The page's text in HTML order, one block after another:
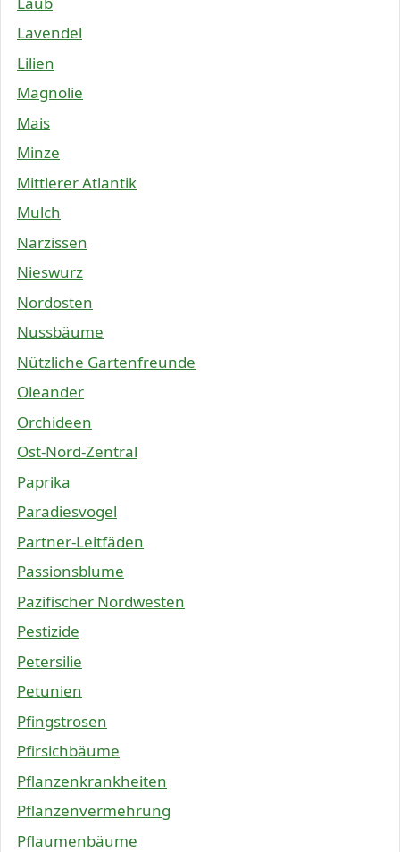
Lavendel
Lilien
Magnolie
Mais
Minze
Mittlerer Atlantik
Mulch
Narzissen
Nieswurz
Nordosten
Nussbäume
Nützliche Gartenfreunde
Oleander
Orchideen
Ost-Nord-Zentral
Paprika
Paradiesvogel
Partner-Leitfäden
Passionsblume
Pazifischer Nordwesten
Pestizide
Petersilie
Petunien
Pfingstrosen
Pfirsichbäume
Pflanzenkrankheiten
Pflanzenvermehrung
Pflaumenbäume